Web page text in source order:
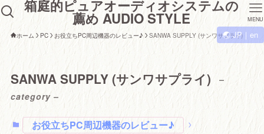
箱庭的ピュアオーディオシステムの
薦め AUDIO STYLE MENU
ホーム PC お役立ちPC周辺機器のレビュー♪ SANWA SUPPLY (サンワサプライ)
SANWA SUPPLY (サンワサプライ)
–
category –
お役立ちPC周辺機器のレビュー♪
🌏 JP｜en